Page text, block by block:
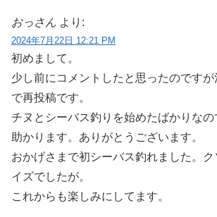
おっさん より:
2024年7月22日 12:21 PM
初めまして。
少し前にコメントしたと思ったのです
で再投稿です。
チヌとシーバス釣りを始めたばかりな
助かります。ありがとうございます。
おかげさまで初シーバス釣れました。
イズでしたが。
これからも楽しみにしてます。